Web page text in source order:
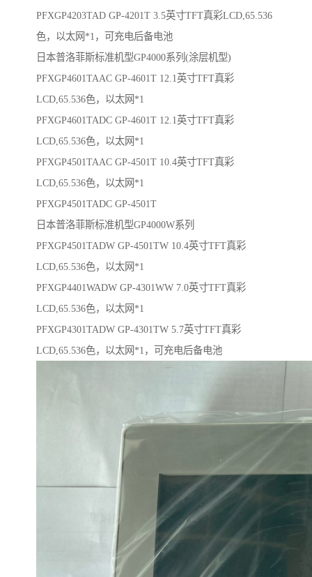
PFXGP4203TAD GP-4201T 3.5英寸TFT真彩LCD,65.536
色，以太网*1，可充电后备电池
日本普洛菲斯标准机型GP4000系列(涂层机型)
PFXGP4601TAAC GP-4601T 12.1英寸TFT真彩
LCD,65.536色，以太网*1
PFXGP4601TADC GP-4601T 12.1英寸TFT真彩
LCD,65.536色，以太网*1
PFXGP4501TAAC GP-4501T 10.4英寸TFT真彩
LCD,65.536色，以太网*1
PFXGP4501TADC GP-4501T
日本普洛菲斯标准机型GP4000W系列
PFXGP4501TADW GP-4501TW 10.4英寸TFT真彩
LCD,65.536色，以太网*1
PFXGP4401WADW GP-4301WW 7.0英寸TFT真彩
LCD,65.536色，以太网*1
PFXGP4301TADW GP-4301TW 5.7英寸TFT真彩
LCD,65.536色，以太网*1，可充电后备电池